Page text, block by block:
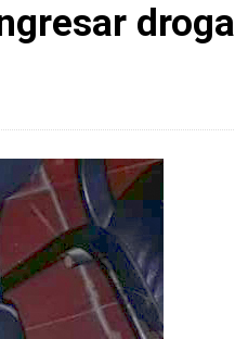
droga